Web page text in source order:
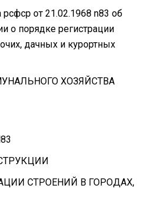
от 21.02.1968 n83 об
о порядке регистрации
дачных и курортных
ХОЗЯЙСТВА
СТРОЕНИЙ В ГОРОДАХ,